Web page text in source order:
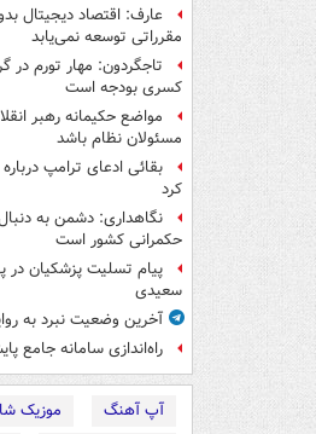
عارف: اقتصاد دیجیتال
مقرراتی توسعه نمی‌یابد
تاجگردون: مهار تورم در
کسری بودجه است
مواضع حکیمانه رهبر
مسئولان نظام باشد
بقائی ادعای ترامپ درباره
کرد
نگاهداری: دشمن به
حکمرانی کشور است
پیام تسلیت پزشکیان
سعیدی
آخرین وضعیت نبرد به
راه‌اندازی سامانه جامع
آپ آهنگ
موزیک